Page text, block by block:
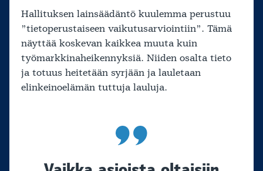
Hallituksen lainsäädäntö kuulemma perustuu
”tietoperustaiseen vaikutusarviointiin”. Tämä
näyttää koskevan kaikkea muuta kuin
työmarkkinaheikennyksiä. Niiden osalta tieto
ja totuus heitetään syrjään ja lauletaan
elinkeinoelämän tuttuja lauluja.